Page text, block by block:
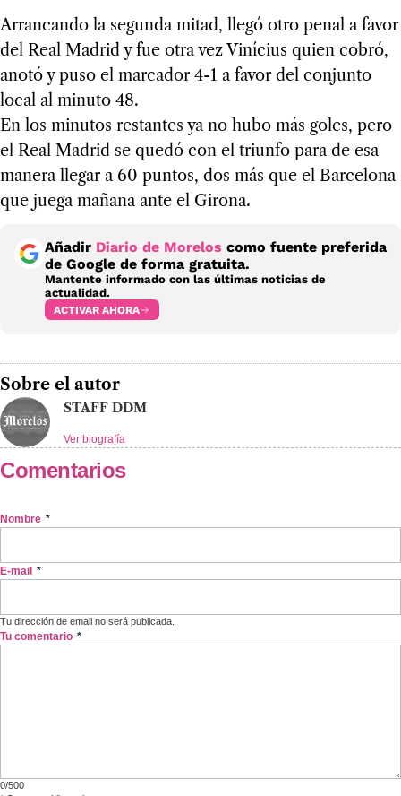
Arran­cando la segunda mitad, llegó otro penal a favor
del Real Madrid y fue otra vez Viní­cius quien cobró,
anotó y puso el mar­ca­dor 4-1 a favor del con­junto
local al minuto 48.
En los minu­tos res­tan­tes ya no hubo más goles, pero
el Real Madrid se quedó con el triunfo para de esa
manera lle­gar a 60 pun­tos, dos más que el Bar­ce­lona
que juega mañana ante el Girona.
Añadir Diario de Morelos como fuente preferida
de Google de forma gratuita.
Mantente informado con las últimas noticias de
actualidad.
ACTIVAR AHORA
Sobre el autor
STAFF DDM
Ver biografía
Comentarios
Nombre *
E-mail *
Tu dirección de email no será publicada.
Tu comentario *
0/500